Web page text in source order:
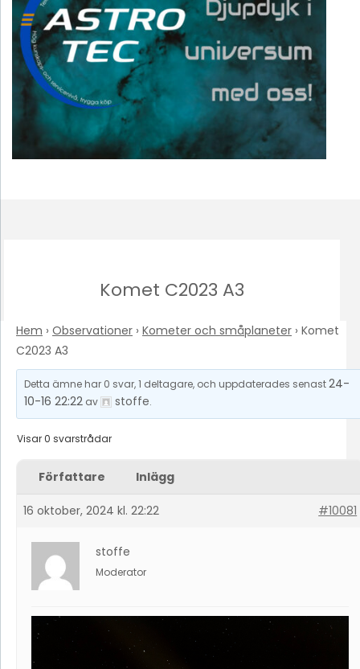
Komet C2023 A3
Hem › Observationer › Kometer och småplaneter › Komet
C2023 A3
Detta ämne har 0 svar, 1 deltagare, och uppdaterades senast24-
10-16 22:22 av stoffe.
Visar 0 svarstrådar
Författare Inlägg
16 oktober, 2024 kl. 22:22 #10081
stoffe
Moderator